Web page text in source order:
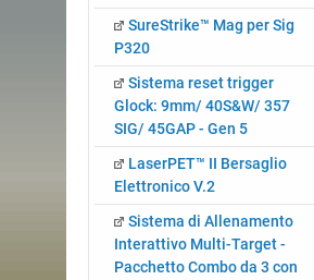
SureStrike™ Mag per Sig
P320
Sistema reset trigger
Glock: 9mm/ 40S&W/ 357
SIG/ 45GAP - Gen 5
LaserPET™ II Bersaglio
Elettronico V.2
Sistema di Allenamento
Interattivo Multi-Target -
Pacchetto Combo da 3 con